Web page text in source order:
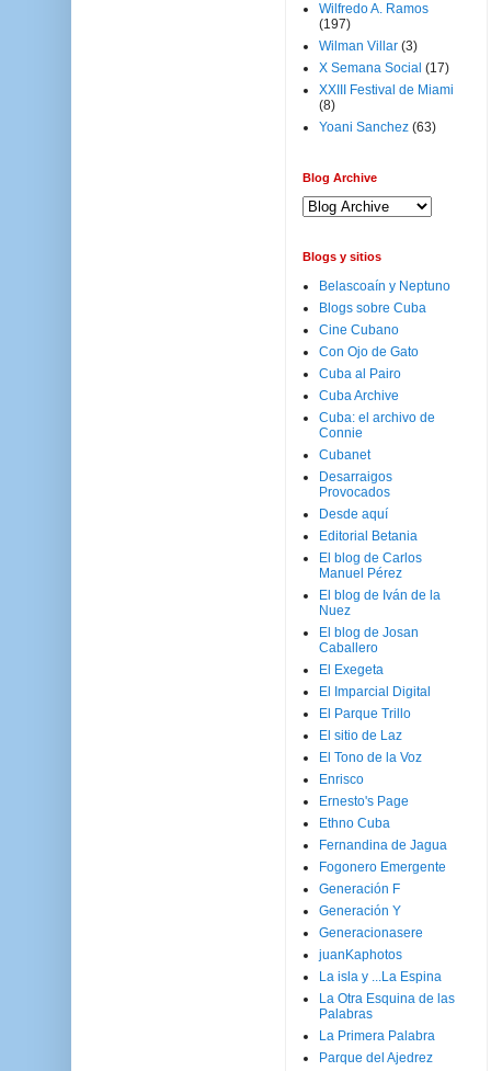
Wilfredo A. Ramos
(197)
Wilman Villar (3)
X Semana Social (17)
XXIII Festival de Miami
(8)
Yoani Sanchez (63)
Blog Archive
Blogs y sitios
Belascoaín y Neptuno
Blogs sobre Cuba
Cine Cubano
Con Ojo de Gato
Cuba al Pairo
Cuba Archive
Cuba: el archivo de
Connie
Cubanet
Desarraigos
Provocados
Desde aquí
Editorial Betania
El blog de Carlos
Manuel Pérez
El blog de Iván de la
Nuez
El blog de Josan
Caballero
El Exegeta
El Imparcial Digital
El Parque Trillo
El sitio de Laz
El Tono de la Voz
Enrisco
Ernesto's Page
Ethno Cuba
Fernandina de Jagua
Fogonero Emergente
Generación F
Generación Y
Generacionasere
juanKaphotos
La isla y ...La Espina
La Otra Esquina de las
Palabras
La Primera Palabra
Parque del Ajedrez